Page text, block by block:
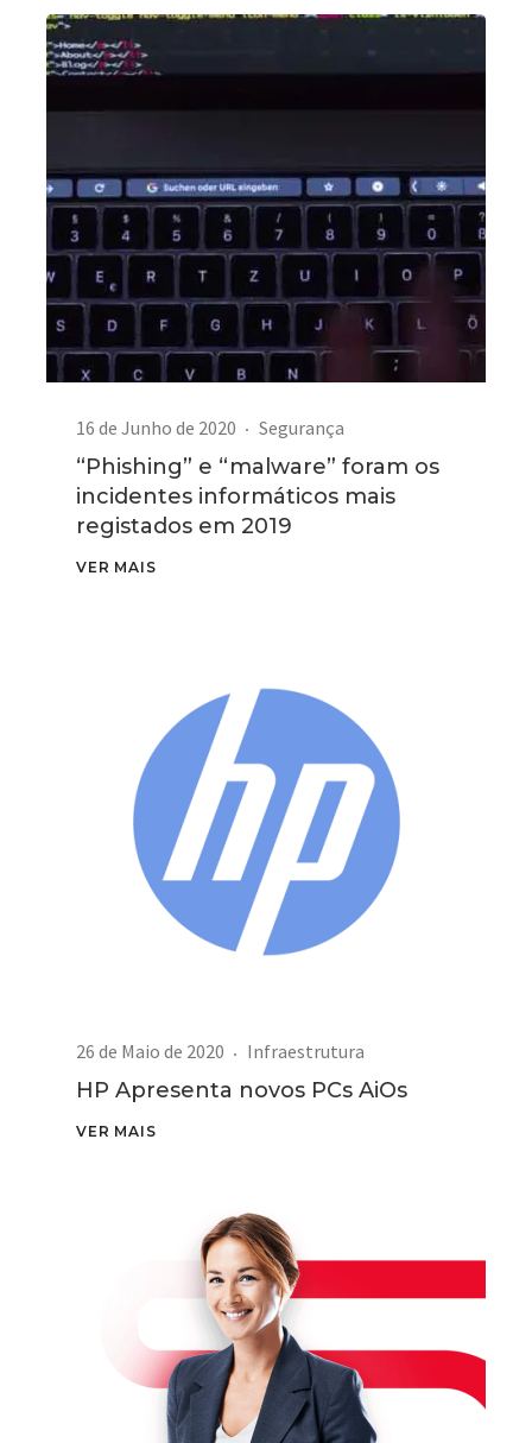
16 de Junho de 2020 Segurança
“Phishing” e “malware” foram os
incidentes informáticos mais
registados em 2019
VER MAIS
26 de Maio de 2020 Infraestrutura
HP Apresenta novos PCs AiOs
VER MAIS